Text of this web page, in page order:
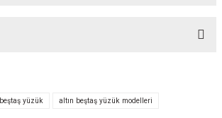
Bu ürüne ilk yorumu siz yapın!
beştaş yüzük altın beştaş yüzük modelleri